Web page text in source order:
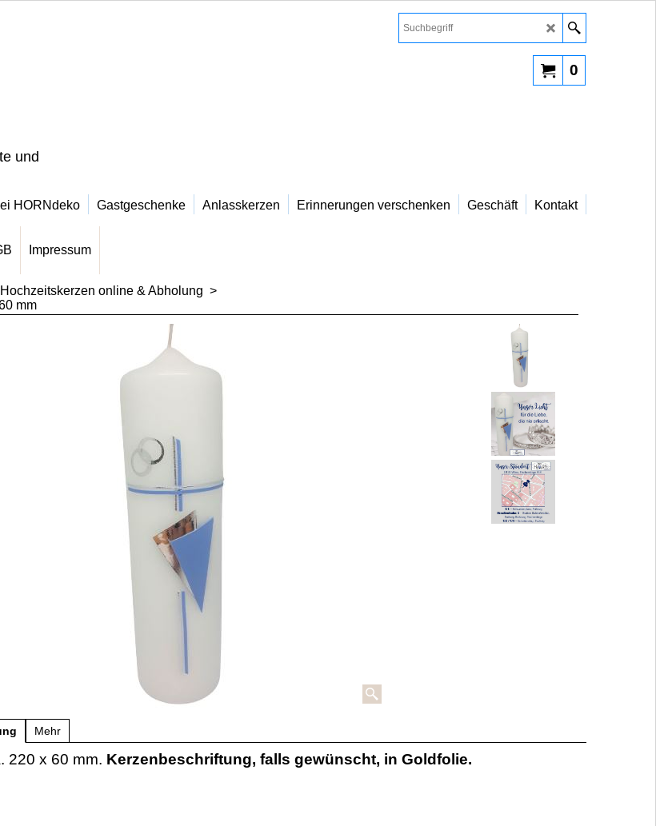
und
0
HORNdeko Gastgeschenke Anlasskerzen Erinnerungen verschenken Geschäft Kontakt
Impressum
Hochzeitskerzen online & Abholung >
mm
Mehr
220 x 60 mm. Kerzenbeschriftung, falls gewünscht, in Goldfolie.